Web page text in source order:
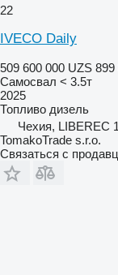
22
IVECO Daily
509 600 000 UZS 899
Самосвал < 3.5т
2025
Топливо дизель
Чехия, LIBEREC
TomakoTrade s.r.o.
Связаться с